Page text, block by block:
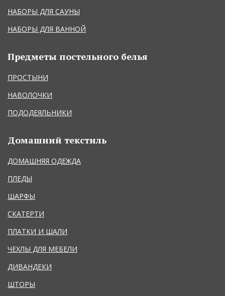
НАБОРЫ ДЛЯ САУНЫ
НАБОРЫ ДЛЯ ВАННОЙ
Предметы постельного белья
ПРОСТЫНИ
НАВОЛОЧКИ
ПОДОДЕЯЛЬНИКИ
Домашний текстиль
ДОМАШНЯЯ ОДЕЖДА
ПЛЕДЫ
ШАРФЫ
СКАТЕРТИ
ПЛАТКИ И ШАЛИ
ЧЕХЛЫ ДЛЯ МЕБЕЛИ
ДИВАНДЕКИ
ШТОРЫ